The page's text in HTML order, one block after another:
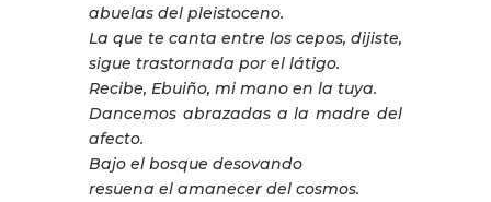
abuelas del pleistoceno.
La que te canta entre los cepos, dijiste,
sigue trastornada por el látigo.
Recibe, Ebuiño, mi mano en la tuya.
Dancemos abrazadas a la madre del
afecto.
Bajo el bosque desovando
resuena el amanecer del cosmos.